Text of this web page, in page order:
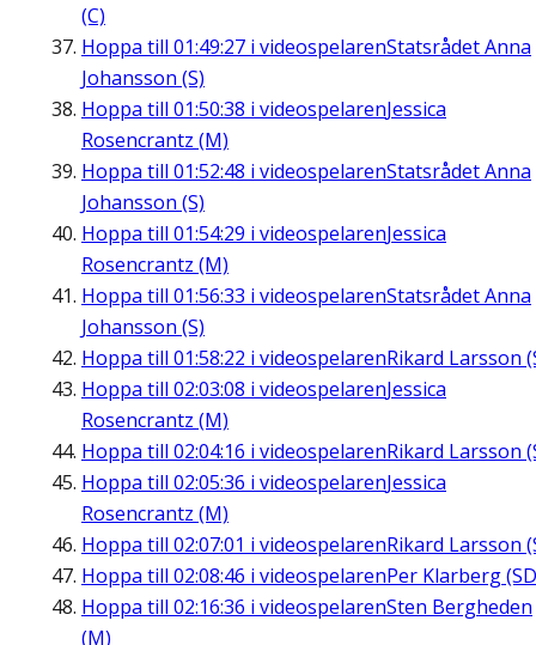
(C)
Hoppa till 01:49:27 i videospelarenStatsrådet Anna
Johansson (S)
Hoppa till 01:50:38 i videospelarenJessica
Rosencrantz (M)
Hoppa till 01:52:48 i videospelarenStatsrådet Anna
Johansson (S)
Hoppa till 01:54:29 i videospelarenJessica
Rosencrantz (M)
Hoppa till 01:56:33 i videospelarenStatsrådet Anna
Johansson (S)
Hoppa till 01:58:22 i videospelarenRikard Larsson
Hoppa till 02:03:08 i videospelarenJessica
Rosencrantz (M)
Hoppa till 02:04:16 i videospelarenRikard Larsson
Hoppa till 02:05:36 i videospelarenJessica
Rosencrantz (M)
Hoppa till 02:07:01 i videospelarenRikard Larsson
Hoppa till 02:08:46 i videospelarenPer Klarberg
Hoppa till 02:16:36 i videospelarenSten Bergheden
(M)